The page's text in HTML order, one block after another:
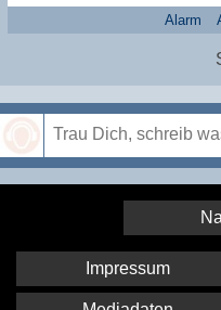
Alarm
Impressum